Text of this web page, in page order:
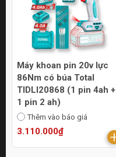
Máy khoan pin 20v lực
86Nm có búa Total
TIDLI20868 (1 pin 4ah +
1 pin 2 ah)
Thêm vào báo giá
3.110.000₫